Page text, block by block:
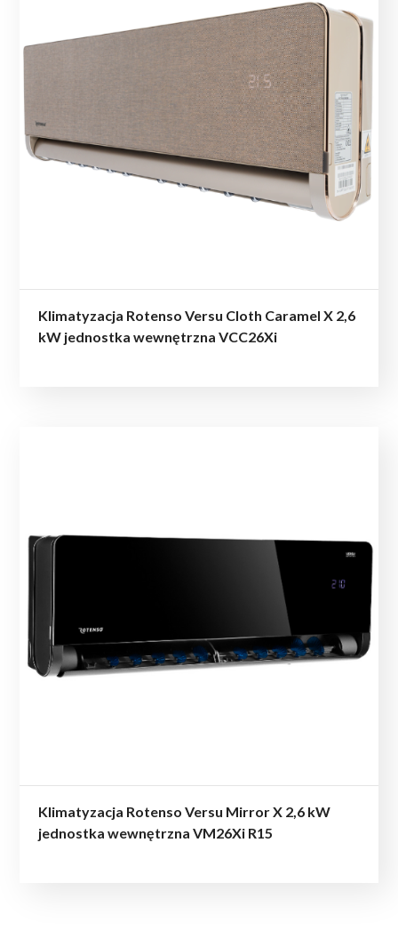
Klimatyzacja Rotenso Versu Cloth Caramel X 2,6
kW jednostka wewnętrzna VCC26Xi
Klimatyzacja Rotenso Versu Mirror X 2,6 kW
jednostka wewnętrzna VM26Xi R15